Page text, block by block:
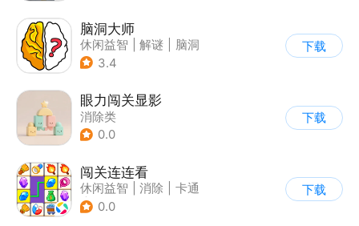
脑洞大师
休闲益智 解谜
脑洞
3.4
下载
眼力闯关显影
消除类
0.0
下载
闯关连连看
休闲益智 消除
卡通
| 连线
0.0
下载